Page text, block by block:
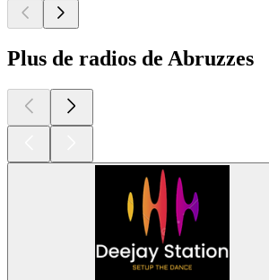
Plus de radios de Abruzzes